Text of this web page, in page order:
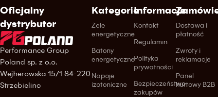
Oficjalny
dystrybutor
Performance Group
Poland sp. z o.o.
Wejherowska 15/1 84-220
Strzebielino
Kategorie
Żele
energetyczne
Batony
energetyczne
Napoje
izotoniczne
Informacje
Kontakt
Regulamin
Polityka
prywatności
Bezpieczeństwo
zakupów
Dostawa i
płatność
Zwroty i
reklamacje
Panel
hurtowy B2B